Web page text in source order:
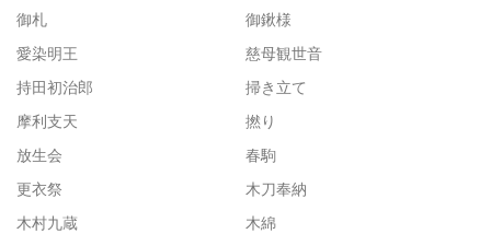
御札
御鍬様
愛染明王
慈母観世音
持田初治郎
掃き立て
摩利支天
撚り
放生会
春駒
更衣祭
木刀奉納
木村九蔵
木綿